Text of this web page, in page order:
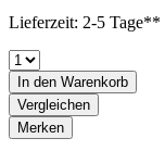
Lieferzeit: 2-5 Tage**
In den Warenkorb
Vergleichen
Merken